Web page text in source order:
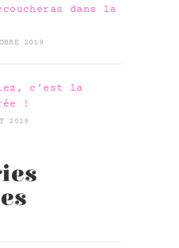
dans la
2019
c’est la
!
2019